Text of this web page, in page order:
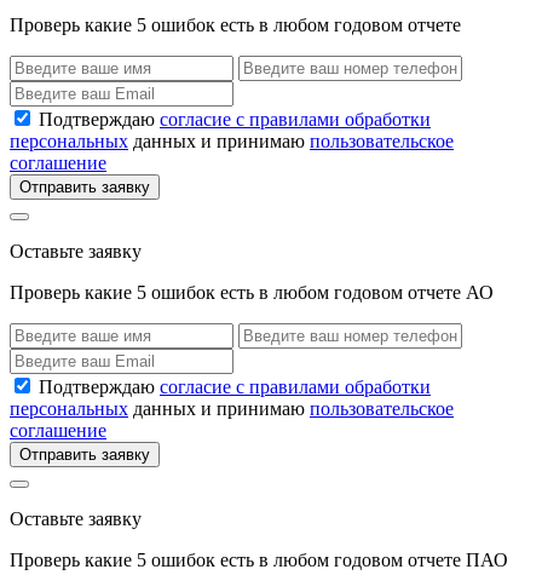
Проверь какие 5 ошибок есть в любом годовом отчете
Подтверждаю согласие с правилами обработки
персональных данных и принимаю пользовательское
соглашение
Отправить заявку
Оставьте заявку
Проверь какие 5 ошибок есть в любом годовом отчете АО
Подтверждаю согласие с правилами обработки
персональных данных и принимаю пользовательское
соглашение
Отправить заявку
Оставьте заявку
Проверь какие 5 ошибок есть в любом годовом отчете ПАО